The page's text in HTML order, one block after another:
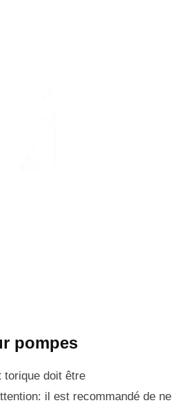
pompes
torique doit être
il est recommandé de ne